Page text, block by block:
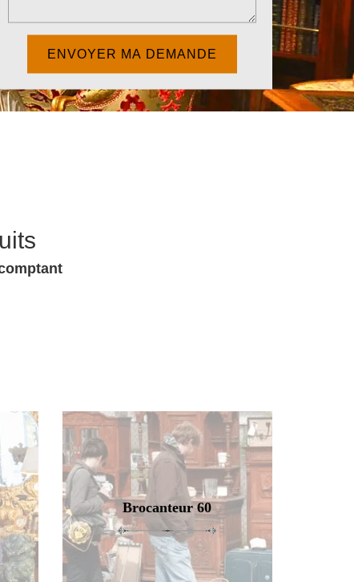
Brocanteur 60